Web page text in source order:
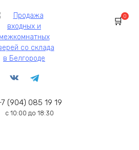
(904) 085 19 19
с 10:00 до 18:30
0